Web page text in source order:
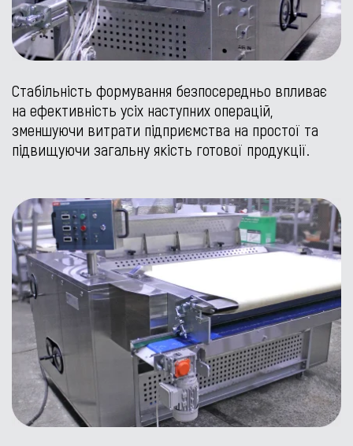
Стабільність формування безпосередньо впливає
на ефективність усіх наступних операцій,
зменшуючи витрати підприємства на простої та
підвищуючи загальну якість готової продукції.